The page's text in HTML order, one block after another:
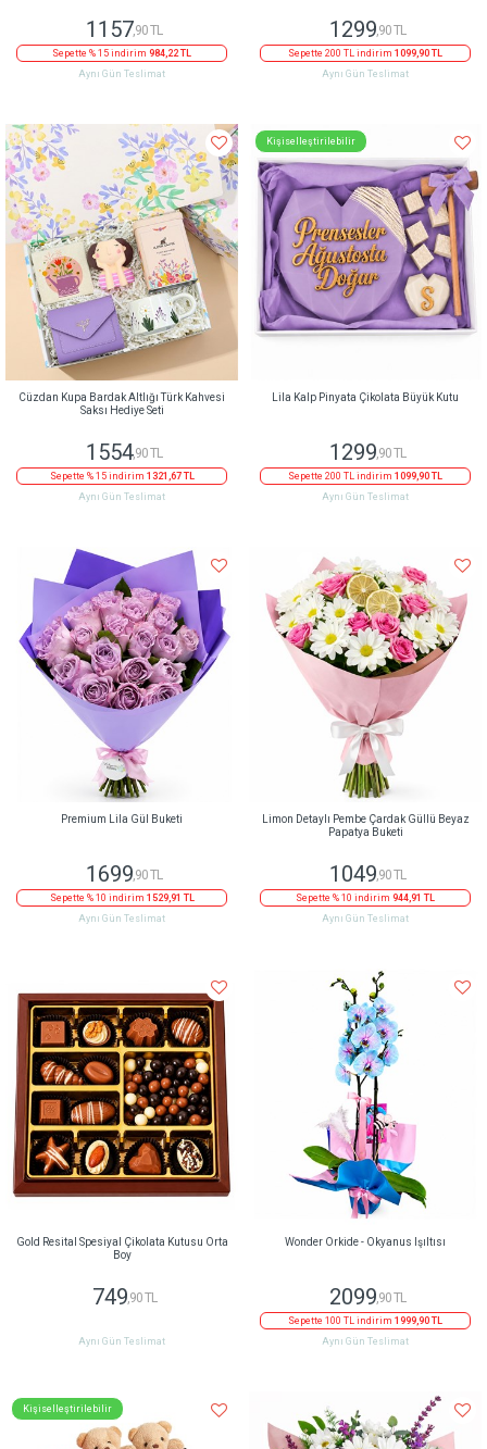
1157,90 TL
Sepette % 15 indirim 984,22 TL
Aynı Gün Teslimat
1299,90 TL
Sepette 200 TL indirim 1099,90 TL
Aynı Gün Teslimat
Cüzdan Kupa Bardak Altlığı Türk Kahvesi
Saksı Hediye Seti
1554,90 TL
Sepette % 15 indirim 1321,67 TL
Aynı Gün Teslimat
Kişiselleştirilebilir
Lila Kalp Pinyata Çikolata Büyük Kutu
1299,90 TL
Sepette 200 TL indirim 1099,90 TL
Aynı Gün Teslimat
Premium Lila Gül Buketi
1699,90 TL
Sepette % 10 indirim 1529,91 TL
Aynı Gün Teslimat
Limon Detaylı Pembe Çardak Güllü Beyaz
Papatya Buketi
1049,90 TL
Sepette % 10 indirim 944,91 TL
Aynı Gün Teslimat
Gold Resital Spesiyal Çikolata Kutusu Orta
Boy
749,90 TL
Aynı Gün Teslimat
Wonder Orkide - Okyanus Işıltısı
2099 ,90 TL
Sepette 100 TL indirim 1999,90 TL
Aynı Gün Teslimat
Kişiselleştirilebilir